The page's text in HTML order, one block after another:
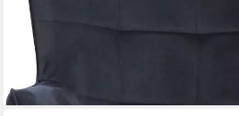
-67%
lieferbar - in 6-8 Werktagen bei dir